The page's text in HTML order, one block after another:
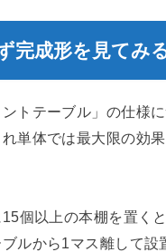
完成形を見てみ
トテーブル」の仕様
単体では最大限の効
個以上の本棚を置く
ルから1マス離して